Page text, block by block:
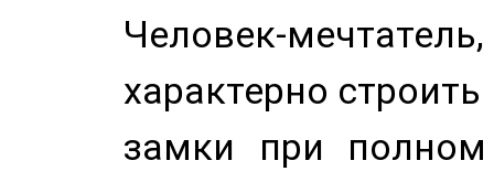
Человек-
характерно
замки при полном